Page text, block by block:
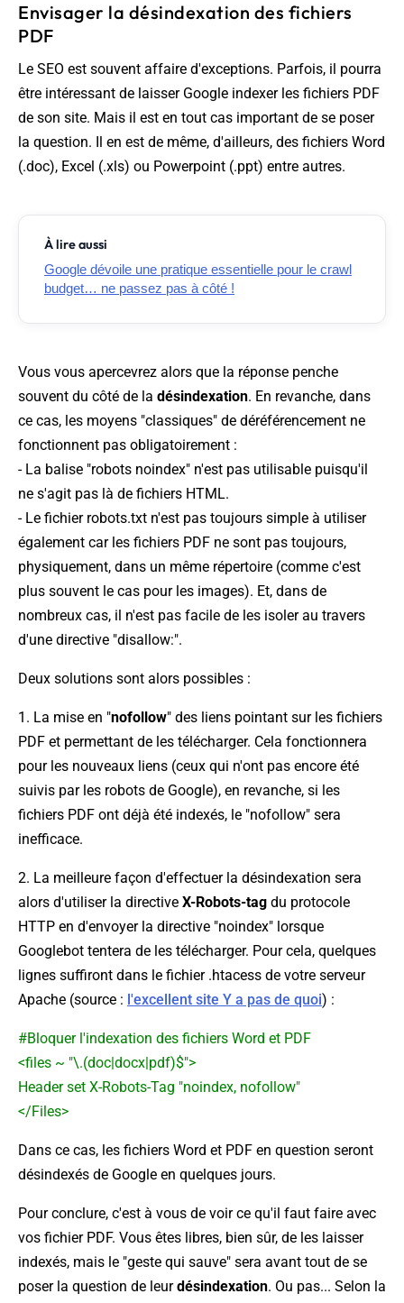
Envisager la désindexation des fichiers
PDF
Le SEO est souvent affaire d'exceptions. Parfois, il pourra
être intéressant de laisser Google indexer les fichiers PDF
de son site. Mais il est en tout cas important de se poser
la question. Il en est de même, d'ailleurs, des fichiers Word
(.doc), Excel (.xls) ou Powerpoint (.ppt) entre autres.
À lire aussi
Google dévoile une pratique essentielle pour le crawl
budget… ne passez pas à côté !
Vous vous apercevrez alors que la réponse penche
souvent du côté de la désindexation. En revanche, dans
ce cas, les moyens "classiques" de déréférencement ne
fonctionnent pas obligatoirement :
- La balise "robots noindex" n'est pas utilisable puisqu'il
ne s'agit pas là de fichiers HTML.
- Le fichier robots.txt n'est pas toujours simple à utiliser
également car les fichiers PDF ne sont pas toujours,
physiquement, dans un même répertoire (comme c'est
plus souvent le cas pour les images). Et, dans de
nombreux cas, il n'est pas facile de les isoler au travers
d'une directive "disallow:".
Deux solutions sont alors possibles :
1. La mise en "nofollow" des liens pointant sur les fichiers
PDF et permettant de les télécharger. Cela fonctionnera
pour les nouveaux liens (ceux qui n'ont pas encore été
suivis par les robots de Google), en revanche, si les
fichiers PDF ont déjà été indexés, le "nofollow" sera
inefficace.
2. La meilleure façon d'effectuer la désindexation sera
alors d'utiliser la directive X-Robots-tag du protocole
HTTP en d'envoyer la directive "noindex" lorsque
Googlebot tentera de les télécharger. Pour cela, quelques
lignes suffiront dans le fichier .htacess de votre serveur
Apache (source : l'excellent site Y a pas de quoi) :
#Bloquer l'indexation des fichiers Word et PDF
<files ~ "\.(doc|docx|pdf)$">
Header set X-Robots-Tag "noindex, nofollow"
</Files>
Dans ce cas, les fichiers Word et PDF en question seront
désindexés de Google en quelques jours.
Pour conclure, c'est à vous de voir ce qu'il faut faire avec
vos fichier PDF. Vous êtes libres, bien sûr, de les laisser
indexés, mais le "geste qui sauve" sera avant tout de se
poser la question de leurdésindexation. Ou pas... Selon la